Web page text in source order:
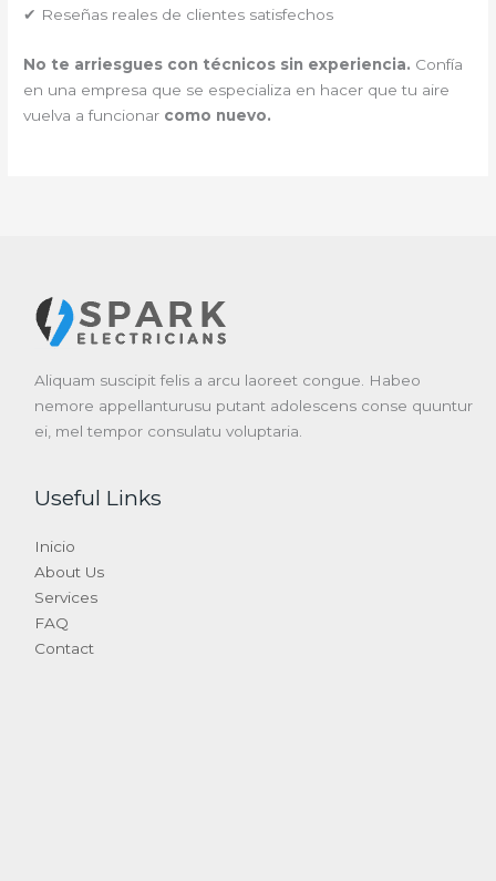
✔ Reseñas reales de clientes satisfechos
No te arriesgues con técnicos sin experiencia. Confía
en una empresa que se especializa en hacer que tu aire
vuelva a funcionar como nuevo.
Aliquam suscipit felis a arcu laoreet congue. Habeo
nemore appellanturusu putant adolescens conse quuntur
ei, mel tempor consulatu voluptaria.
Useful Links
Inicio
About Us
Services
FAQ
Contact